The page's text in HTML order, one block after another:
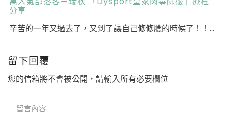
分享
辛苦的一年又過去了，又到了讓自己修修臉的時候了！！...
留下回覆
您的信箱將不會被公開，請輸入所有必要欄位